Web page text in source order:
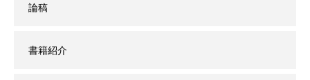
論稿
書籍紹介